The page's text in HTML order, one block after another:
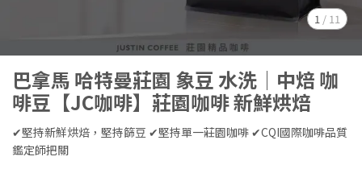
1 / 11
巴拿馬 哈特曼莊園 象豆 水洗│中焙 咖
啡豆【JC咖啡】莊園咖啡 新鮮烘焙
✔堅持新鮮烘焙，堅持篩豆 ✔堅持單一莊園咖啡 ✔CQI國際咖啡品質
鑑定師把關